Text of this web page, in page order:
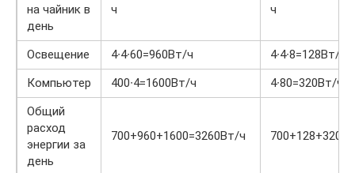
на чайник в
день
ч
ч
Освещение 4∙4∙60=960Вт/ч
4∙4∙8=128Вт/ч
Компьютер
400∙4=1600Вт/ч
4∙80=320Вт/ч
Общий
расход
энергии за
день
700+960+1600=3260Вт/ч